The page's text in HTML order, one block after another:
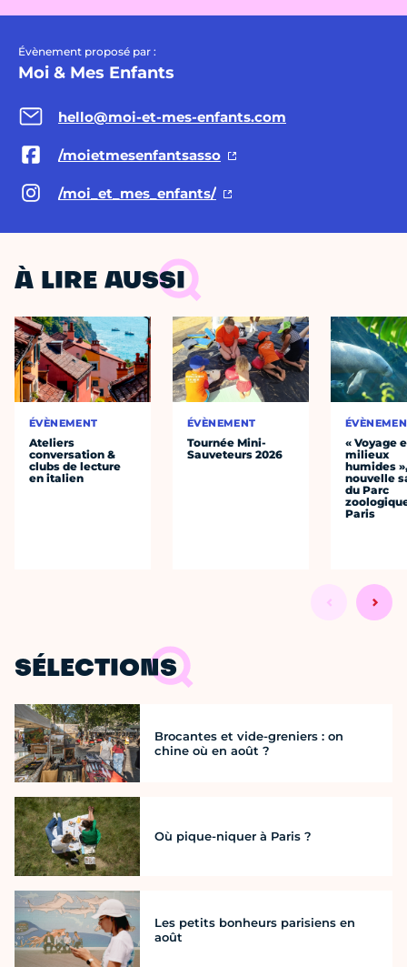
Évènement proposé par :
Moi & Mes Enfants
hello@moi-et-mes-enfants.com
/moietmesenfantsasso
/moi_et_mes_enfants/
À LIRE AUSSI
ÉVÈNEMENT
Ateliers
conversation &
clubs de lecture
en italien
ÉVÈNEMENT
Tournée Mini-
Sauveteurs 2026
« Voyage
milieux
humides
nouvelle
du Parc
Paris
SÉLECTIONS
Brocantes et vide-greniers : on
chine où en août ?
Où pique-niquer à Paris ?
Les petits bonheurs parisiens en
août